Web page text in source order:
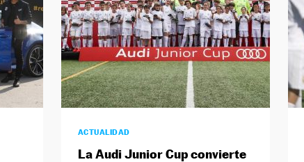
ACTUALIDAD
La Audi Junior Cup convierte